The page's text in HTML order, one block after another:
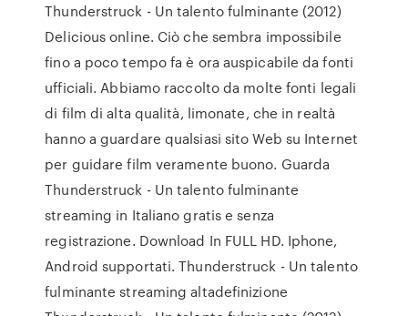
Thunderstruck - Un talento fulminante (2012)
Delicious online. Ciò che sembra impossibile
fino a poco tempo fa è ora auspicabile da fonti
ufficiali. Abbiamo raccolto da molte fonti legali
di film di alta qualità, limonate, che in realtà
hanno a guardare qualsiasi sito Web su Internet
per guidare film veramente buono. Guarda
Thunderstruck - Un talento fulminante
streaming in Italiano gratis e senza
registrazione. Download In FULL HD. Iphone,
Android supportati. Thunderstruck - Un talento
fulminante streaming altadefinizione